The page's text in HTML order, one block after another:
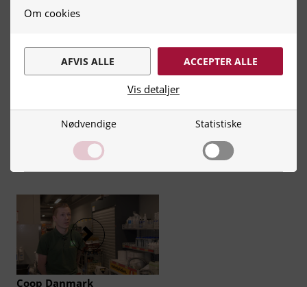
Om cookies
AFVIS ALLE ACCEPTER ALLE
Vis detaljer
NødvendigeNødvendige cookies hjælper med at
gøre en hjemmeside brugbar ved at
aktivere grundlæggende funktioner,
sikre områder af hjemmesiden.
Hjemmesiden kan ikke fungere
optimalt uden disse cookies.
Statistiske Vi indsamler oplysninger om, hvordan
du interagerer med hjemmesiden,
herunder hvor ofte du besøger siden, og
Nødvendige Statistiske
G.S.V materieludlejning A/S
Molslinjen A/S
Coop Danmark